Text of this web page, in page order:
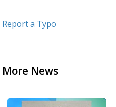
Report a Typo
More News